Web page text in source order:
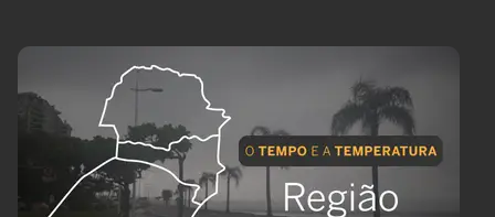
Brasil
Brasil Mineral
Tecnologia
Cinema
Comportamento
Cultura
Economia
Educação
Infraestrutura
Internacional
Meio Ambiente
Podcast
Política
Saúde